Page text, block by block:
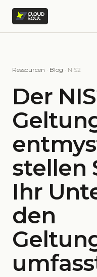
Ressourcen · Blog · NIS2
Der
stellen
Ihr
den